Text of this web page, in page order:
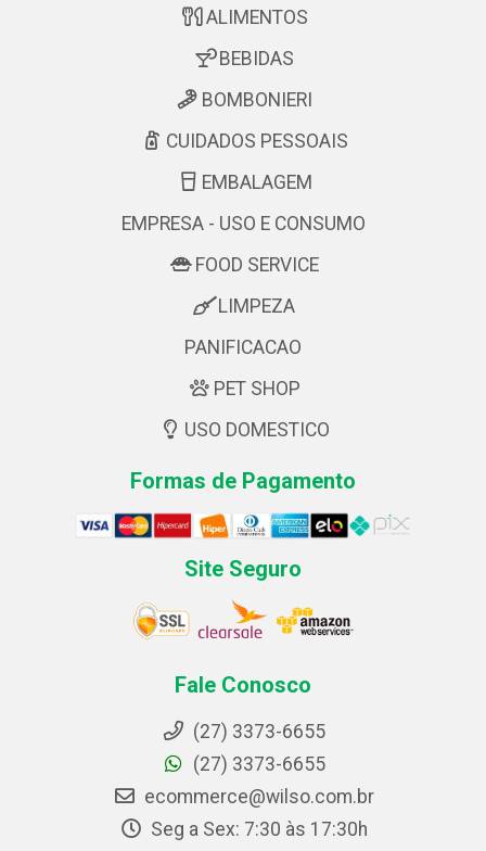
ALIMENTOS
BEBIDAS
BOMBONIERI
CUIDADOS PESSOAIS
EMBALAGEM
EMPRESA - USO E CONSUMO
FOOD SERVICE
LIMPEZA
PANIFICACAO
PET SHOP
USO DOMESTICO
Formas de Pagamento
Site Seguro
Fale Conosco
(27) 3373-6655
(27) 3373-6655
ecommerce@wilso.com.br
Seg a Sex: 7:30 às 17:30h